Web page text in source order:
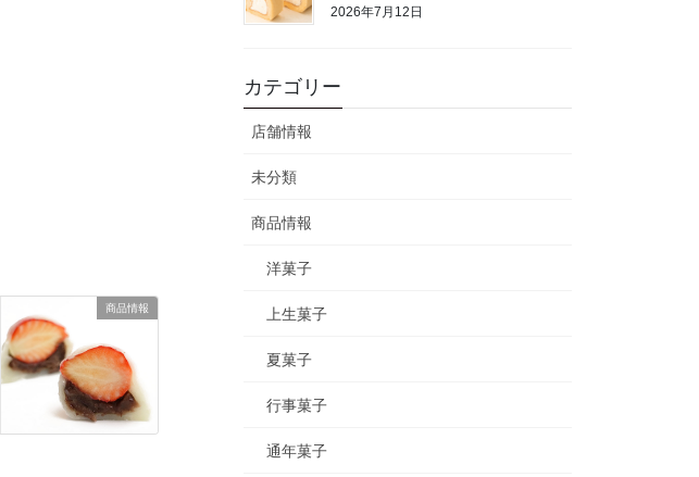
商品情報
2026年7月12日
カテゴリー
店舗情報
未分類
商品情報
洋菓子
上生菓子
夏菓子
行事菓子
通年菓子